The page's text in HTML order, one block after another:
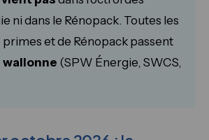
ni dans le Rénopack. Toutes les
et de Rénopack passent
wallonne (SPW Énergie, SWCS,